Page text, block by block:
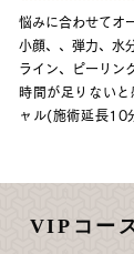
悩みに合わせてオ
小顔、、弾力、水
ライン、ピーリン
時間が足りないと
ャル(施術延長
VIPコー